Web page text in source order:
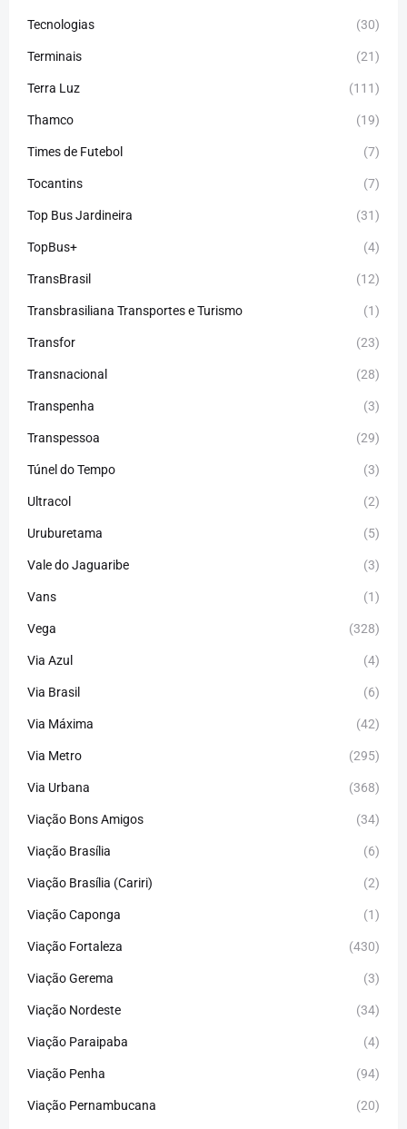
Tecnologias (30)
Terminais (21)
Terra Luz (111)
Thamco (19)
Times de Futebol (7)
Tocantins (7)
Top Bus Jardineira (31)
TopBus+ (4)
TransBrasil (12)
Transbrasiliana Transportes e Turismo (1)
Transfor (23)
Transnacional (28)
Transpenha (3)
Transpessoa (29)
Túnel do Tempo (3)
Ultracol (2)
Uruburetama (5)
Vale do Jaguaribe (3)
Vans (1)
Vega (328)
Via Azul (4)
Via Brasil (6)
Via Máxima (42)
Via Metro (295)
Via Urbana (368)
Viação Bons Amigos (34)
Viação Brasília (6)
Viação Brasília (Cariri) (2)
Viação Caponga (1)
Viação Fortaleza (430)
Viação Gerema (3)
Viação Nordeste (34)
Viação Paraipaba (4)
Viação Penha (94)
Viação Pernambucana (20)